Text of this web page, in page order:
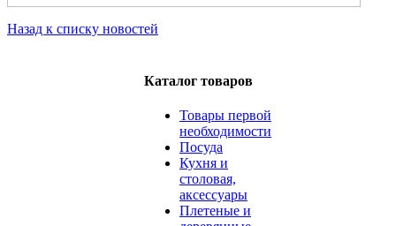
Назад к списку новостей
Каталог товаров
Товары первой
необходимости
Посуда
Кухня и
столовая,
аксессуары
Плетеные и